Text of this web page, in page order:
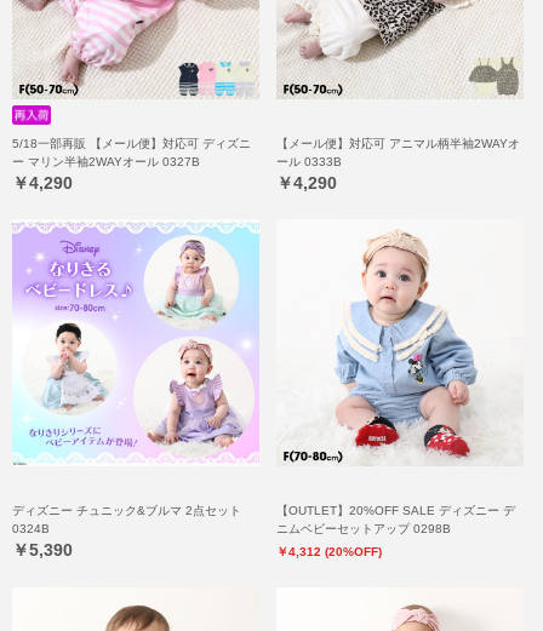
5/18一部再販 【メール便】対応可 ディズニ
ー マリン半袖2WAYオール 0327B
￥4,290
【メール便】対応可 アニマル柄半袖2WAYオ
ール 0333B
￥4,290
ディズニー チュニック&ブルマ 2点セット
0324B
￥5,390
【OUTLET】20%OFF SALE ディズニー デ
ニムベビーセットアップ 0298B
￥4,312 (20%OFF)